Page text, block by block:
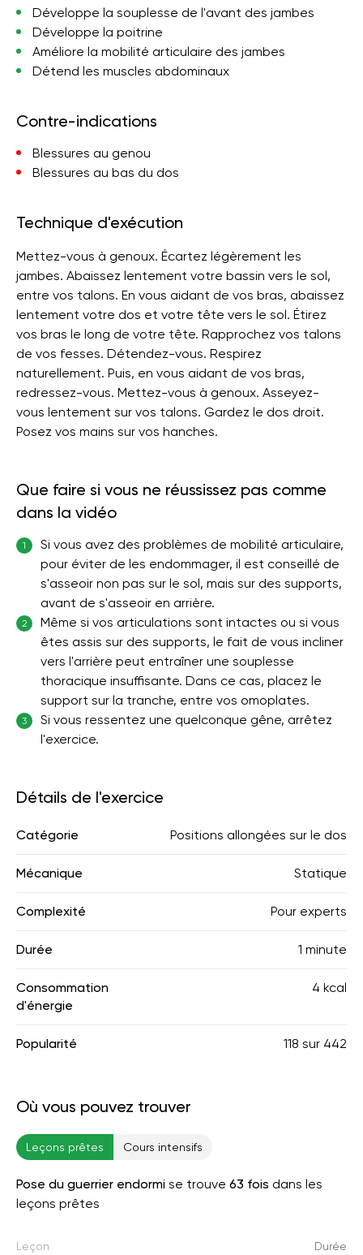
Développe la souplesse de l'avant des jambes
Développe la poitrine
Améliore la mobilité articulaire des jambes
Détend les muscles abdominaux
Contre-indications
Blessures au genou
Blessures au bas du dos
Technique d'exécution
Mettez-vous à genoux. Écartez légèrement les
jambes. Abaissez lentement votre bassin vers le sol,
entre vos talons. En vous aidant de vos bras, abaissez
lentement votre dos et votre tête vers le sol. Étirez
vos bras le long de votre tête. Rapprochez vos talons
de vos fesses. Détendez-vous. Respirez
naturellement. Puis, en vous aidant de vos bras,
redressez-vous. Mettez-vous à genoux. Asseyez-
vous lentement sur vos talons. Gardez le dos droit.
Posez vos mains sur vos hanches.
Que faire si vous ne réussissez pas comme
dans la vidéo
1
Si vous avez des problèmes de mobilité articulaire,
pour éviter de les endommager, il est conseillé de
s'asseoir non pas sur le sol, mais sur des supports,
avant de s'asseoir en arrière.
2
Même si vos articulations sont intactes ou si vous
êtes assis sur des supports, le fait de vous incliner
vers l'arrière peut entraîner une souplesse
thoracique insuffisante. Dans ce cas, placez le
support sur la tranche, entre vos omoplates.
3
Si vous ressentez une quelconque gêne, arrêtez
l'exercice.
Détails de l'exercice
Catégorie Positions allongées sur le dos
Mécanique Statique
Complexité Pour experts
Durée 1 minute
Consommation
d'énergie
4 kcal
Popularité 118 sur 442
Où vous pouvez trouver
Leçons prêtes Cours intensifs
Pose du guerrier endormi se trouve 63 fois dans les
leçons prêtes
Leçon Durée